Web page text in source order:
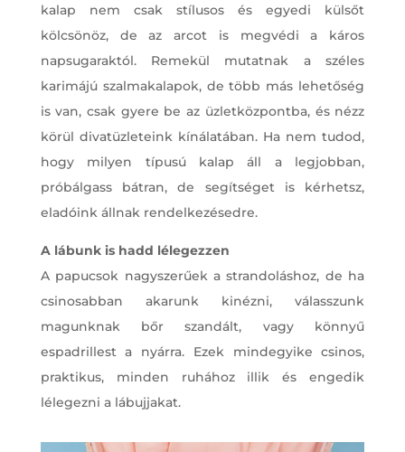
kalap nem csak stílusos és egyedi külsőt
kölcsönöz, de az arcot is megvédi a káros
napsugaraktól. Remekül mutatnak a széles
karimájú szalmakalapok, de több más lehetőség
is van, csak gyere be az üzletközpontba, és nézz
körül divatüzleteink kínálatában. Ha nem tudod,
hogy milyen típusú kalap áll a legjobban,
próbálgass bátran, de segítséget is kérhetsz,
eladóink állnak rendelkezésedre.
A lábunk is hadd lélegezzen
A papucsok nagyszerűek a strandoláshoz, de ha
csinosabban akarunk kinézni, válasszunk
magunknak bőr szandált, vagy könnyű
espadrillest a nyárra. Ezek mindegyike csinos,
praktikus, minden ruhához illik és engedik
lélegezni a lábujjakat.